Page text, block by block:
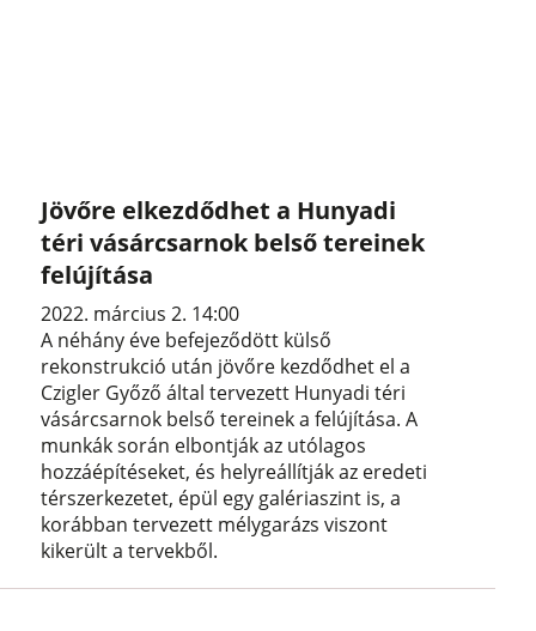
Jövőre elkezdődhet a Hunyadi
téri vásárcsarnok belső tereinek
felújítása
2022. március 2. 14:00
A néhány éve befejeződött külső
rekonstrukció után jövőre kezdődhet el a
Czigler Győző által tervezett Hunyadi téri
vásárcsarnok belső tereinek a felújítása. A
munkák során elbontják az utólagos
hozzáépítéseket, és helyreállítják az eredeti
térszerkezetet, épül egy galériaszint is, a
korábban tervezett mélygarázs viszont
kikerült a tervekből.